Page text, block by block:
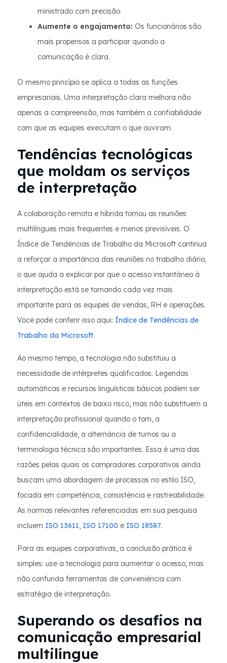
ministrado com precisão.
Aumente o engajamento: Os funcionários são
mais propensos a participar quando a
comunicação é clara.
O mesmo princípio se aplica a todas as funções
empresariais. Uma interpretação clara melhora não
apenas a compreensão, mas também a confiabilidade
com que as equipes executam o que ouviram.
Tendências tecnológicas
que moldam os serviços
de interpretação
A colaboração remota e híbrida tornou as reuniões
multilíngues mais frequentes e menos previsíveis. O
Índice de Tendências de Trabalho da Microsoft continua
a reforçar a importância das reuniões no trabalho diário,
o que ajuda a explicar por que o acesso instantâneo à
interpretação está se tornando cada vez mais
importante para as equipes de vendas, RH e operações.
Você pode conferir isso aqui: Índice de Tendências de
Trabalho da Microsoft.
Ao mesmo tempo, a tecnologia não substituiu a
necessidade de intérpretes qualificados. Legendas
automáticas e recursos linguísticos básicos podem ser
úteis em contextos de baixo risco, mas não substituem a
interpretação profissional quando o tom, a
confidencialidade, a alternância de turnos ou a
terminologia técnica são importantes. Essa é uma das
razões pelas quais os compradores corporativos ainda
buscam uma abordagem de processos no estilo ISO,
focada em competência, consistência e rastreabilidade.
As normas relevantes referenciadas em sua pesquisa
incluem ISO 13611, ISO 17100 e ISO 18587.
Para as equipes corporativas, a conclusão prática é
simples: use a tecnologia para aumentar o acesso, mas
não confunda ferramentas de conveniência com
estratégia de interpretação.
Superando os desafios na
comunicação empresarial
multilíngue